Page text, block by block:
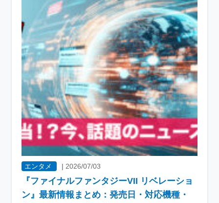
エンタメ |2026/07/03
『ファイナルファンタジーVII リベレーショ
ン』最新情報まとめ：発売日・対応機種・